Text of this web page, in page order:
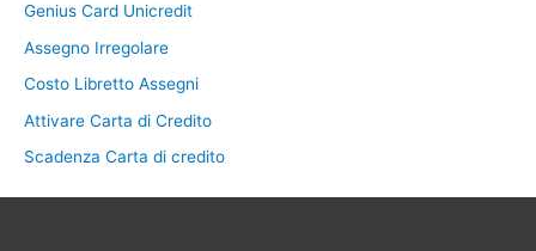
Genius Card Unicredit
Assegno Irregolare
Costo Libretto Assegni
Attivare Carta di Credito
Scadenza Carta di credito